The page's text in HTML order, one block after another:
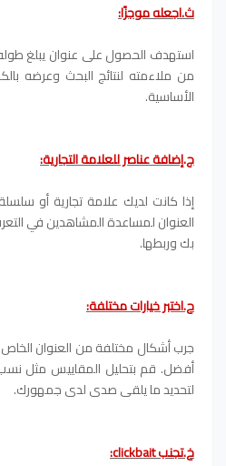
ث.اجعله موجزًا:
من ملاءمته لنتائج البحث وعرضه
الأساسية.
ج.إضافة عناصر للعلامة التجارية:
إذا كانت لديك علامة تجارية أو
العنوان لمساعدة المشاهدين في
بك وربطها.
ح.اختبر خيارات مختلفة:
جرب أشكال مختلفة من العنوان
أفضل. قم بتحليل المقاييس مثل نسب
لتحديد ما يلقى صدى لدى جمهورك.
خ.تجنب clickbait: